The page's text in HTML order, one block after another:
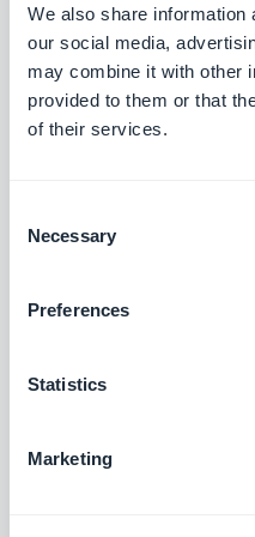
We also share information
our social media,
may combine it with other
provided to them or that
of their services.
Selection
Necessary
Preferences
Statistics
Marketing
Vimeo
Affichez
vous publiez
application
Vimeo, pour
réel de vos
Gratuit
votre propre